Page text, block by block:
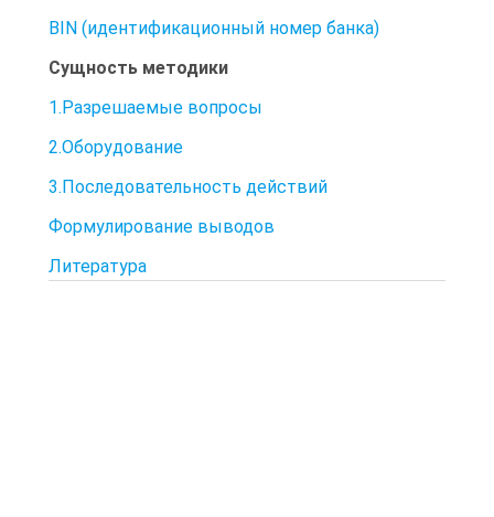
BIN (идентификационный номер банка)
Сущность методики
1.Разрешаемые вопросы
2.Оборудование
3.Последовательность действий
Формулирование выводов
Литература